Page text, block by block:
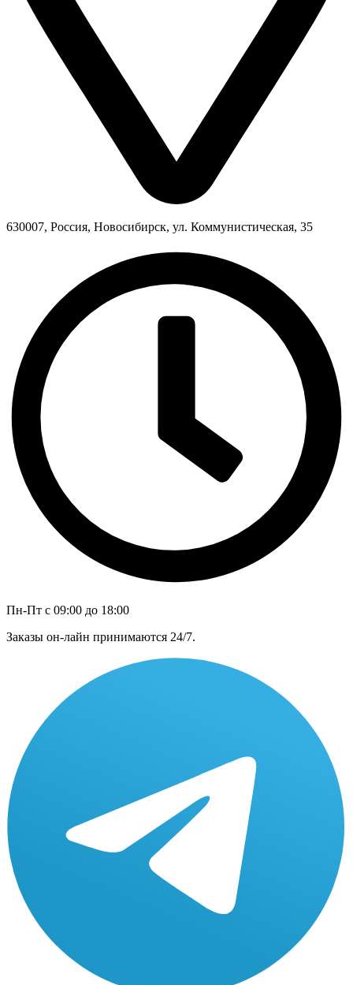
630007, Россия, Новосибирск, ул. Коммунистическая, 35
Пн-Пт с 09:00 до 18:00
Заказы он-лайн принимаются 24/7.